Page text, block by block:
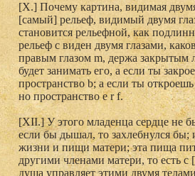
[X.] Почему картина, видимая
[самый] рельеф, видимый двумя
становится рельефной, как
рельеф с виден двумя глазами,
правым глазом m, держа закрытым
будет занимать его, а если ты
пространство b; а если ты
но пространство e r f.
[XII.] У этого младенца сердце не
если бы дышал, то захлебнулся
жизни и пищи матери; эта пища
другими членами матери, то есть
душа управляет этими двумя